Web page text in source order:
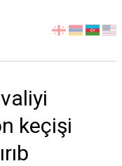
აირჩიეთ
keçişi